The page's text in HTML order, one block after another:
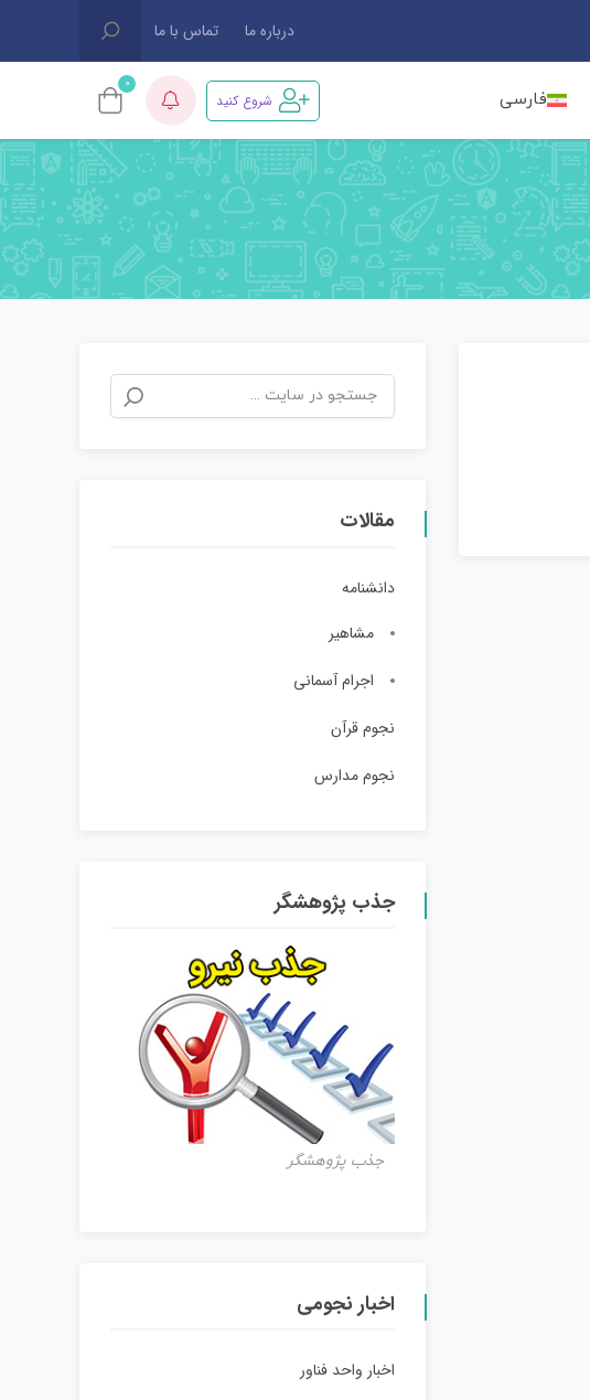
درباره ما تماس با ما
فارسی
شروع کنید
0
مقالات
دانشنامه
مشاهیر
اجرام آسمانی
نجوم قرآن
نجوم مدارس
جذب پژوهشگر
جذب پژوهشگر
اخبار نجومی
اخبار واحد فناور